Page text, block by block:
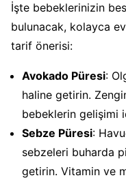
İşte bebeklerinizin
bulunacak, kolayca
tarif önerisi:
Avokado Püresi:
haline getirin.
bebeklerin gelişimi
Sebze Püresi:
sebzeleri buharda
getirin. Vitamin ve